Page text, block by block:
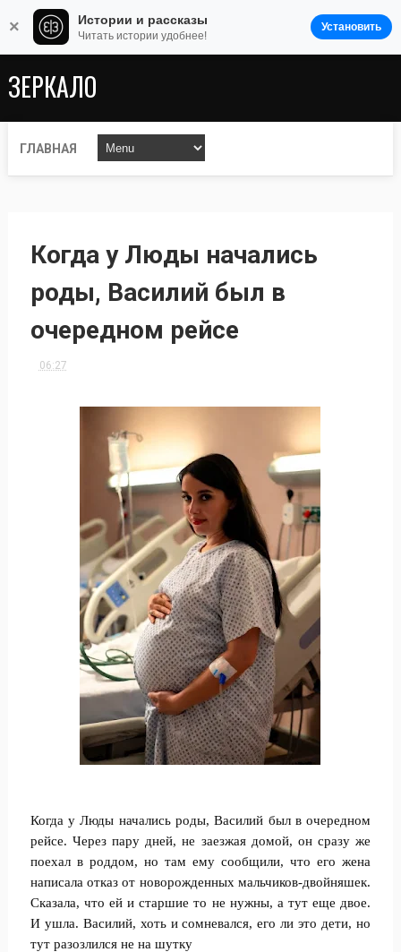
ЗЕРКАЛО
ГЛАВНАЯ
Когда у Люды начались
роды, Василий был в
очередном рейсе
06:27
Когда у Люды начались роды, Василий был в очередном
рейсе. Через пару дней, не заезжая домой, он сразу же
поехал в роддом, но там ему сообщили, что его жена
написала отказ от новорожденных мальчиков-двойняшек.
Сказала, что ей и старшие то не нужны, а тут еще двое.
И ушла. Василий, хоть и сомневался, его ли это дети, но
тут разозлился не на шутку
× Истории и рассказы
Читать истории удобнее!
Установить